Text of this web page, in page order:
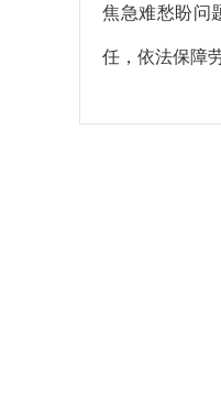
焦急难愁盼问
任，依法保障